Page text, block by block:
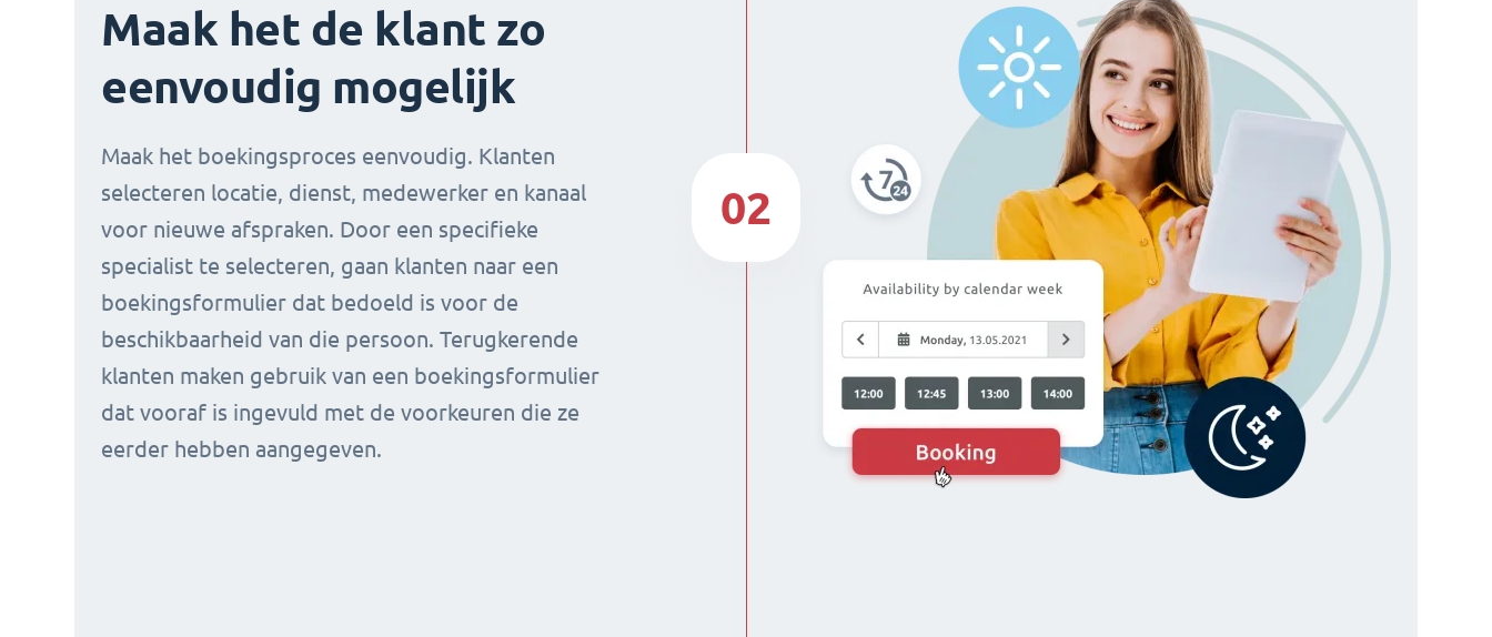
Maak het de klant zo
eenvoudig mogelijk
Maak het boekingsproces eenvoudig. Klanten
selecteren locatie, dienst, medewerker en kanaal
voor nieuwe afspraken. Door een specifieke
specialist te selecteren, gaan klanten naar een
boekingsformulier dat bedoeld is voor de
beschikbaarheid van die persoon. Terugkerende
klanten maken gebruik van een boekingsformulier
dat vooraf is ingevuld met de voorkeuren die ze
eerder hebben aangegeven.
02